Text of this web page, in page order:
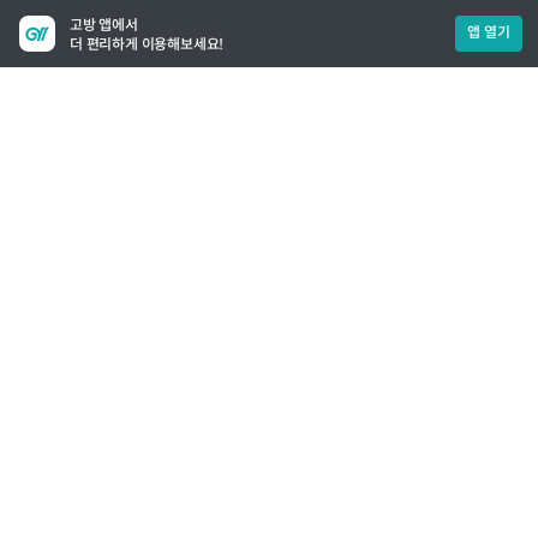
고방 앱에서
더 편리하게 이용해보세요!
앱 열기